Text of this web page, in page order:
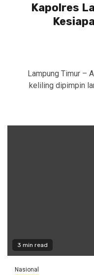
Kapolres
Lampung Timur –
keliling dipimpin
3 min read
Nasional